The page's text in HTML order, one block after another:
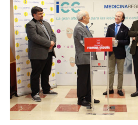
El Dr. Pedro Guillén, Premio
por su trayectoria
Noticias